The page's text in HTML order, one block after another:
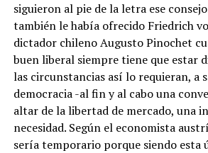
siguieron al pie de la letra ese
también le había ofrecido Friedrich
dictador chileno Augusto Pinochet
buen liberal siempre tiene que estar
las circunstancias así lo requieran, a
democracia -al fin y al cabo una
altar de la libertad de mercado, una
necesidad. Según el economista
sería temporario porque siendo esta